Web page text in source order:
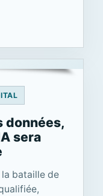
données,
sera
la bataille de